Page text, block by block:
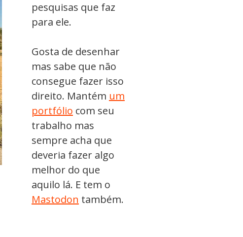
pesquisas que faz
para ele.
Gosta de desenhar
mas sabe que não
consegue fazer isso
direito. Mantém um
portfólio com seu
trabalho mas
sempre acha que
deveria fazer algo
melhor do que
aquilo lá. E tem o
Mastodon também.